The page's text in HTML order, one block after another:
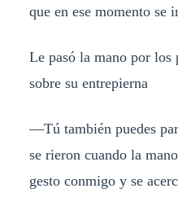
que en ese momento se
Le pasó la mano por los
sobre su entrepierna
—Tú también puedes
se rieron cuando la
gesto conmigo y se